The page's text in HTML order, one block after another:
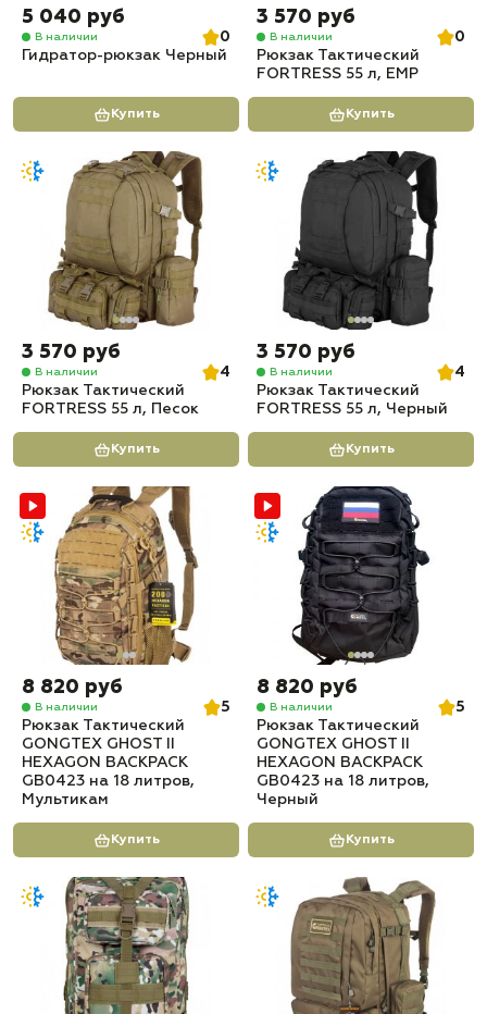
5 040 руб
В наличии
0
Гидратор-рюкзак Черный
Купить
3 570 руб
В наличии
0
Рюкзак Тактический
FORTRESS 55 л, ЕМР
Купить
3 570 руб
В наличии
4
Рюкзак Тактический
FORTRESS 55 л, Песок
Купить
3 570 руб
В наличии
4
Рюкзак Тактический
FORTRESS 55 л, Черный
Купить
8 820 руб
В наличии
5
Рюкзак Тактический
GONGTEX GHOST II
HEXAGON BACKPACK
GB0423 на 18 литров,
Мультикам
Купить
8 820 руб
В наличии
5
Рюкзак Тактический
GONGTEX GHOST II
HEXAGON BACKPACK
GB0423 на 18 литров,
Черный
Купить